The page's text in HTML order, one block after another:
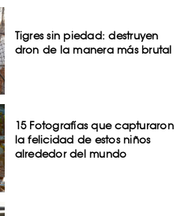
Tigres sin piedad: destruyen
dron de la manera más brutal
15 Fotografías que capturaron
la felicidad de estos niños
alrededor del mundo